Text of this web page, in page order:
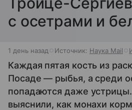
с осетрами и
1 день назад Источник: Наука Mail
Каждая пятая кость из
Посаде — рыбья, а среди
попадаются даже
выяснили, как монахи